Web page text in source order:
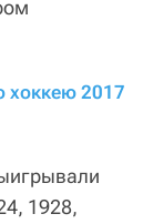
хоккею 2017
1928,